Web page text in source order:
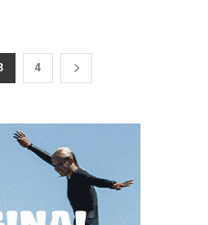
4